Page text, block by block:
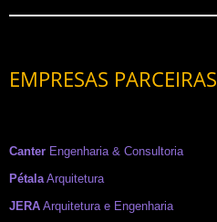
EMPRESAS PARCEIRAS
Canter Engenharia & Consultoria
PétalaArquitetura
JERA Arquitetura e Engenharia